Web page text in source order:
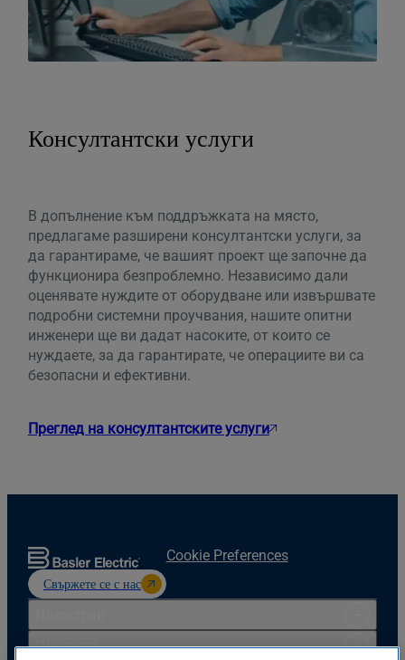
Консултантски услуги
В допълнение към поддръжката на място,
предлагаме разширени консултантски услуги, за
да гарантираме, че вашият проект ще започне да
функционира безпроблемно. Независимо дали
оценявате нуждите от оборудване или извършвате
подробни системни проучвания, нашите опитни
инженери ще ви дадат насоките, от които се
нуждаете, за да гарантирате, че операциите ви са
безопасни и ефективни.
Преглед на консултантските услуги
Свържете се с нас
Cookie Preferences
Продукти